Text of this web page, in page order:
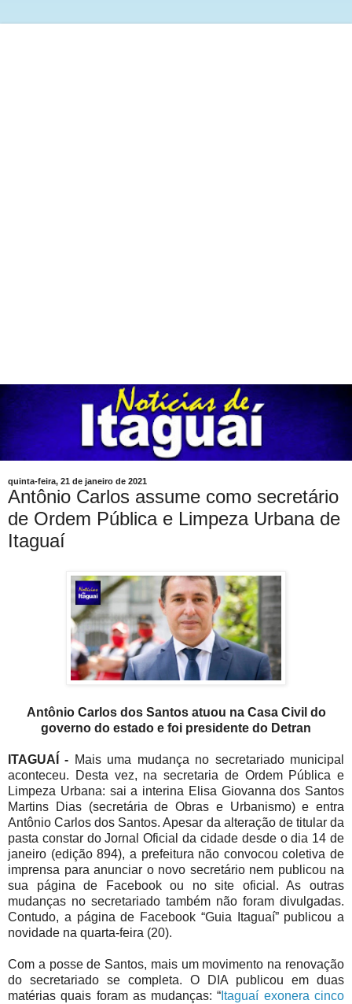
quinta-feira, 21 de janeiro de 2021
Antônio Carlos assume como secretário
de Ordem Pública e Limpeza Urbana de
Itaguaí
Antônio Carlos dos Santos atuou na Casa Civil do
governo do estado e foi presidente do Detran
ITAGUAÍ - Mais uma mudança no secretariado municipal
aconteceu. Desta vez, na secretaria de Ordem Pública e
Limpeza Urbana: sai a interina Elisa Giovanna dos Santos
Martins Dias (secretária de Obras e Urbanismo) e entra
Antônio Carlos dos Santos. Apesar da alteração de titular da
pasta constar do Jornal Oficial da cidade desde o dia 14 de
janeiro (edição 894), a prefeitura não convocou coletiva de
imprensa para anunciar o novo secretário nem publicou na
sua página de Facebook ou no site oficial. As outras
mudanças no secretariado também não foram divulgadas.
Contudo, a página de Facebook “Guia Itaguaí” publicou a
novidade na quarta-feira (20).
Com a posse de Santos, mais um movimento na renovação
do secretariado se completa. O DIA publicou em duas
matérias quais foram as mudanças: “ Itaguaí exonera cinco